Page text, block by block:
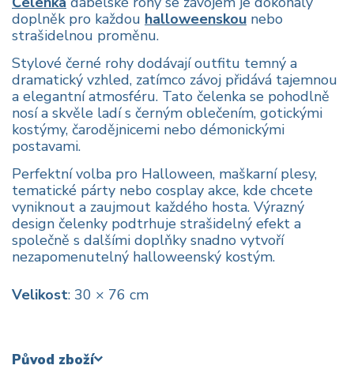
doplněk pro každou halloweenskou nebo
strašidelnou proměnu.
Stylové černé rohy dodávají outfitu temný a
dramatický vzhled, zatímco závoj přidává tajemnou
a elegantní atmosféru. Tato čelenka se pohodlně
nosí a skvěle ladí s černým oblečením, gotickými
kostýmy, čarodějnicemi nebo démonickými
postavami.
Perfektní volba pro Halloween, maškarní plesy,
tematické párty nebo cosplay akce, kde chcete
vyniknout a zaujmout každého hosta. Výrazný
design čelenky podtrhuje strašidelný efekt a
společně s dalšími doplňky snadno vytvoří
nezapomenutelný halloweenský kostým.
Velikost: 30 × 76 cm
Původ zboží